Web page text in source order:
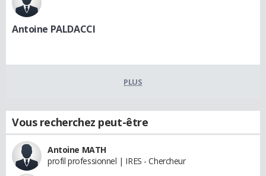
Antoine PALDACCI
PLUS
Vous recherchez peut-être
Antoine MATH
profil professionnel | IRES - Chercheur